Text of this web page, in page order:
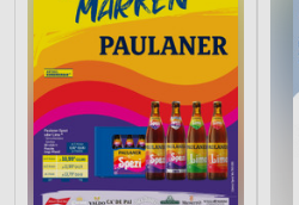
Entwicklung und Verbesserung
Verwendung reduzierter Daten
Inhalten
IAB-Besonderheiten:
Verwendung genauer